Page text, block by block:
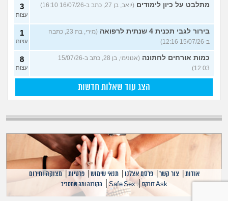
מתלבט על כיון לימודים (יואב, בן 27, כתב ב-16/07/26 16:10) 3
עצות
בירור לגבי תכנית 4 שנתית לרפואה
(מירי, בת 23, כתבה
ב-15/07/26 12:16)
1
עצות
כמות אורחים לחתונה
(אנונימי, בן 28, כתב ב-15/07/26
12:03)
8
עצות
הצג עוד שאלות חדשות
אודות צור קשר |פרסם אצלנו |תנאי שימוש |פרטיות |מצוקה וחירום
Ask דורקס |
Safe Sex
| הקורנה ומה שמסביב